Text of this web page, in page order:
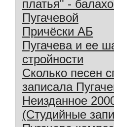
платья" -
Пугачевой
Причёски АБ
Пугачева и ее
стройности
Сколько песен
записала
Неизданное
(Студийные